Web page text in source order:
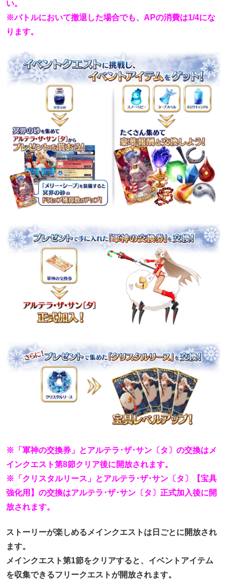
い。
※バトルにおいて撤退した場合でも、APの消費は1/4にな
ります。
※「軍神の交換券」とアルテラ･ザ･サン〔タ〕の交換はメ
インクエスト第8節クリア後に開放されます。
※「クリスタルリース」とアルテラ･ザ･サン〔タ〕【宝具
強化用】の交換はアルテラ･ザ･サン〔タ〕正式加入後に開
放されます。
ストーリーが楽しめるメインクエストは日ごとに開放され
ます。
メインクエスト第1節をクリアすると、イベントアイテム
を収集できるフリークエストが開放されます。